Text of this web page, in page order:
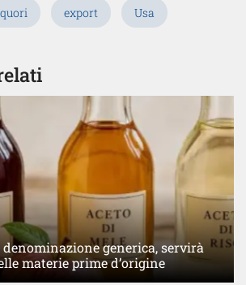
export Usa
denominazione generica, servirà
materie prime d’origine